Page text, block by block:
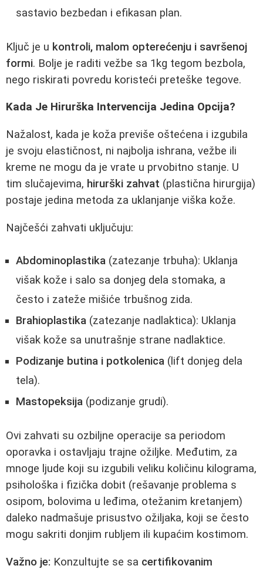
sastavio bezbedan i efikasan plan.
Ključ je u kontroli, malom opterećenju i savršenoj
formi. Bolje je raditi vežbe sa 1kg tegom bezbola,
nego riskirati povredu koristeći preteške tegove.
Kada Je Hirurška Intervencija Jedina Opcija?
Nažalost, kada je koža previše oštećena i izgubila
je svoju elastičnost, ni najbolja ishrana, vežbe ili
kreme ne mogu da je vrate u prvobitno stanje. U
tim slučajevima, hirurški zahvat (plastična hirurgija)
postaje jedina metoda za uklanjanje viška kože.
Najčešći zahvati uključuju:
Abdominoplastika (zatezanje trbuha): Uklanja
višak kože i salo sa donjeg dela stomaka, a
često i zateže mišiće trbušnog zida.
Brahioplastika (zatezanje nadlaktica): Uklanja
višak kože sa unutrašnje strane nadlaktice.
Podizanje butina i potkolenica (lift donjeg dela
tela).
Mastopeksija (podizanje grudi).
Ovi zahvati su ozbiljne operacije sa periodom
oporavka i ostavljaju trajne ožiljke. Međutim, za
mnoge ljude koji su izgubili veliku količinu kilograma,
psihološka i fizička dobit (rešavanje problema s
osipom, bolovima u leđima, otežanim kretanjem)
daleko nadmašuje prisustvo ožiljaka, koji se često
mogu sakriti donjim rubljem ili kupaćim kostimom.
Važno je: Konzultujte se sa certifikovanim